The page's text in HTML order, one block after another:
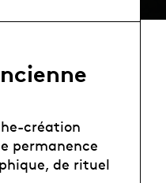
création
permanence
de rituel